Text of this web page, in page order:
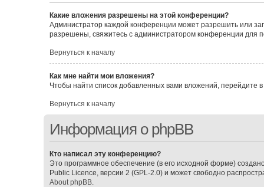
Какие вложения разрешены на этой конференции?
Администратор каждой конференции может разрешить или
разрешены, свяжитесь с администратором конференции для
Вернуться к началу
Как мне найти мои вложения?
Чтобы найти список добавленных вами вложений,
Вернуться к началу
Информация о phpBB
Кто написал эту конференцию?
Это программное обеспечение (в его исходной форме)
Public Licence, версии 2 (GPL-2.0) и может свободно
About phpBB.